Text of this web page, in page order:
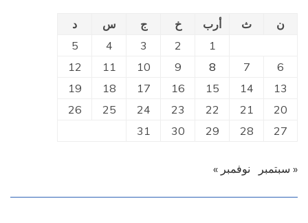
ن ث أرب خ ج س
د
1
2
3
4
5
6
7
8
9
10
11
12
13
14
15
16
17
18
19
20
21
22
23
24
25
26
27
28
29
30
31
« سبتمبر نوفمبر »